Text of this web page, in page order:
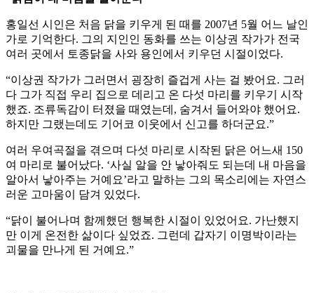
홍일선 시인은 처음 닭을 키우게 된 때를 2007년 5월 어느 날인
가로 기억한다. 그의 지인인 동화를 쓰는 이상권 작가가 전국
여러 곳에서 토종닭을 사와 용인에서 키우던 시절이었다.
“이상권 작가가 그러면서 굉장히 즐겁게 사는 걸 봤어요. 그러
다 그가 직접 우리 집으로 데리고 온 다섯 마리를 키우기 시작
했죠. 조류독감이 터졌을 때였는데, 숨겨서 들어와야 했어요.
하지만 그랬는데도 기어코 이웃에서 신고를 하더군요.”
여러 우여곡절을 겪으며 다섯 마리로 시작된 닭은 어느새 150
여 마리로 불어났다. ‘사실 알을 안 낳아줘도 되는데 내 마음을
알아서 낳아주는 거예요’라고 말하는 그의 목소리에는 자연스
러운 고마움이 담겨 있었다.
“닭이 불어나며 함께했던 행복한 시절이 있었어요. 가난했지
만 이게 온전한 삶이다 싶었죠. 그런데 갑자기 이명박이라는
괴물을 만나게 된 거예요.”